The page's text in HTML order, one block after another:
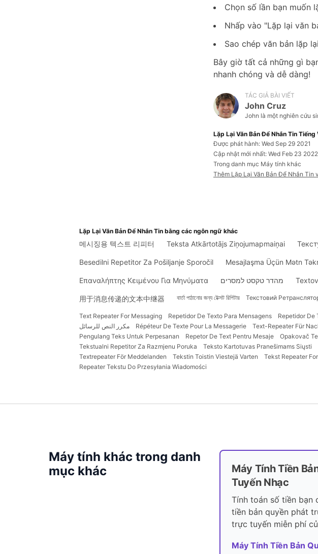
Chọn số lần bạn muốn
Nhấp vào "Lặp lại văn
Sao chép văn bản lặp
Bây giờ tất cả những gì
nhanh chóng và dễ dàng!
TÁC GIẢ BÀI VIẾT
John Cruz
John là một nghiên cứu
Lặp Lại Văn Bản Để Nhắn Tin Tiếng
Được phát hành: Wed Sep 29 2021
Cập nhật mới nhất: Wed Feb 23 2022
Trong danh mục Máy tính khác
Thêm Lặp Lại Văn Bản Để Nhắn Tin
Lặp Lại Văn Bản Để Nhắn Tin bằng các ngôn ngữ khác
메시징용 텍스트 리피터 Teksta Atkārtotājs Ziņojumapmaiņai
Besedilni Repetitor Za Pošiljanje Sporočil Mesajlaşma Üçün Mətn
Επαναλήπτης Κειμένου Για Μηνύματα מהדר טקסט למסרים
用于消息传递的文本中继器 বার্তা পাঠানোর জন্য টেক্সট রিপিটার Текстовий
Text Repeater For Messaging Repetidor De Texto Para Mensagens Repetidor De
مكرر النص للرسائل
Répéteur De Texte Pour La Messagerie Text-Repeater Für
Pengulang Teks Untuk Perpesanan
Repetor De Text Pentru Mesaje Opakovač
Tekstualni Repetitor Za Razmjenu Poruka
Teksto Kartotuvas Pranešimams Siųsti
Textrepeater För Meddelanden
Tekstin Toistin Viestejä Varten Tekst Repeater
Repeater Tekstu Do Przesyłania Wiadomości
Máy tính khác trong danh
mục khác
Máy Tính Tiền
Tuyến Nhạc
Tính toán số tiền bạn
tiền bản quyền phát
trực tuyến miễn phí
Máy Tính Tiền Bản